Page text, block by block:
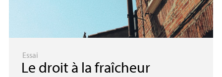
Essai
Le droit à la fraîcheur